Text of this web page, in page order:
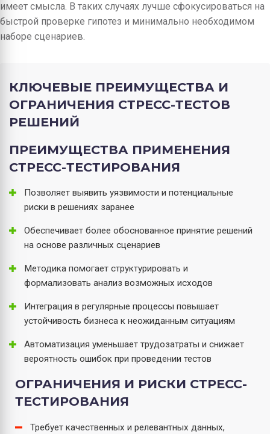
имеет смысла. В таких случаях лучше сфокусироваться на
быстрой проверке гипотез и минимально необходимом
наборе сценариев.
КЛЮЧЕВЫЕ ПРЕИМУЩЕСТВА И
ОГРАНИЧЕНИЯ СТРЕСС-ТЕСТОВ
РЕШЕНИЙ
ПРЕИМУЩЕСТВА ПРИМЕНЕНИЯ
СТРЕСС-ТЕСТИРОВАНИЯ
Позволяет выявить уязвимости и потенциальные
риски в решениях заранее
Обеспечивает более обоснованное принятие решений
на основе различных сценариев
Методика помогает структурировать и
формализовать анализ возможных исходов
Интеграция в регулярные процессы повышает
устойчивость бизнеса к неожиданным ситуациям
Автоматизация уменьшает трудозатраты и снижает
вероятность ошибок при проведении тестов
ОГРАНИЧЕНИЯ И РИСКИ СТРЕСС-
ТЕСТИРОВАНИЯ
Требует качественных и релевантных данных,